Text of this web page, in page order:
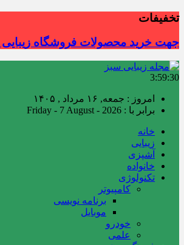
تخفیفات
جهت خرید محصولات فروشگاه زیبایی
3:59:31
امروز : جمعه, ۱۶ مرداد , ۱۴۰۵
برابر با : Friday - 7 August - 2026
خانه
زیبایی
آشپزی
خانواده
تکنولوژی
کامپیوتر
برنامه نویسی
موبایل
خودرو
علمی